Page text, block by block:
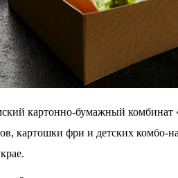
картонно-бумажный комбинат
картошки фри и детских комбо-